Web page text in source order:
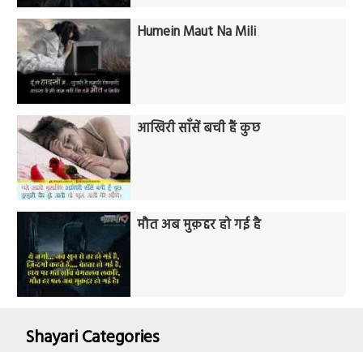
Humein Maut Na Mili
आखिरी साँसें बची हैं कुछ
मौत अब मुक़द्दर हो गई है
Shayari Categories